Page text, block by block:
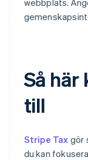
Så här
till
Stripe Tax gör
du kan